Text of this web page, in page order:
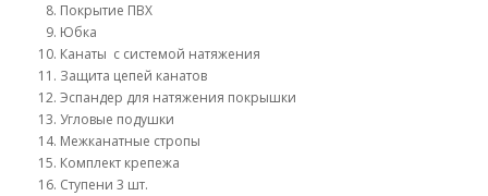
Покрытие ПВХ
Юбка
Канаты с системой натяжения
Защита цепей канатов
Эспандер для натяжения покрышки
Угловые подушки
Межканатные стропы
Комплект крепежа
Ступени 3 шт.